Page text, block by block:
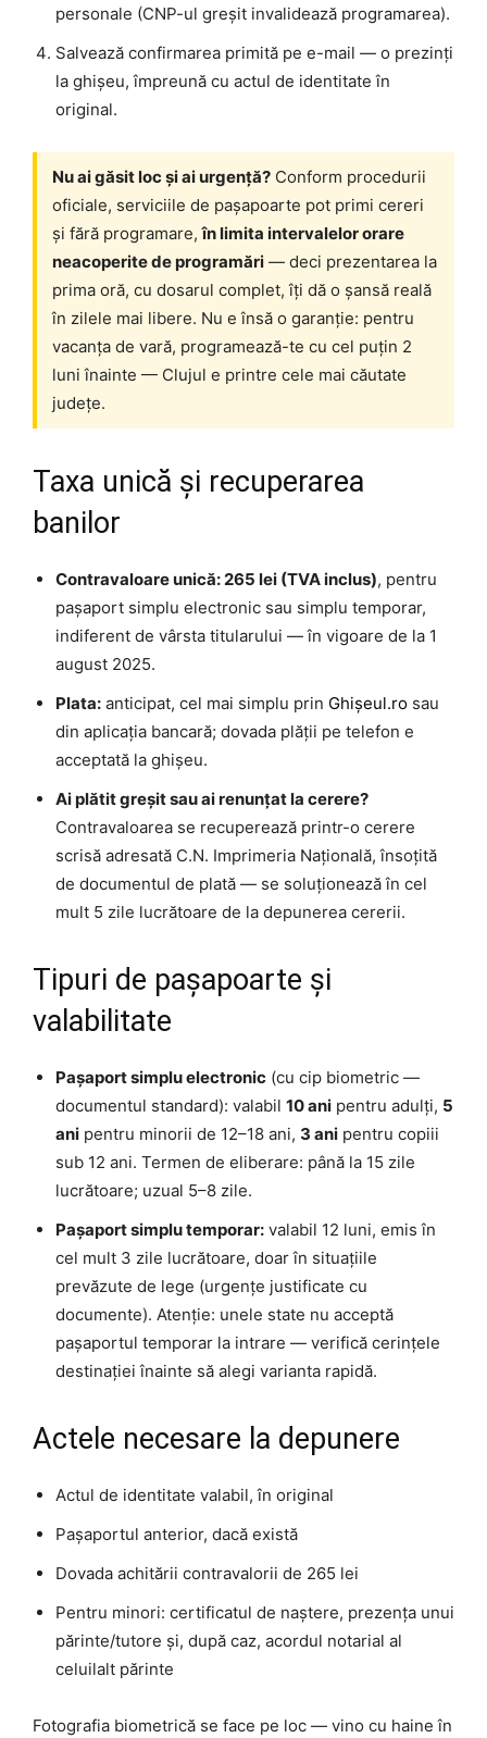
personale (CNP-ul greșit invalidează programarea).
Salvează confirmarea primită pe e-mail — o prezinți
la ghișeu, împreună cu actul de identitate în
original.
Nu ai găsit loc și ai urgență? Conform procedurii
oficiale, serviciile de pașapoarte pot primi cereri
și fără programare,în limita intervalelor orare
neacoperite de programări — deci prezentarea la
prima oră, cu dosarul complet, îți dă o șansă reală
în zilele mai libere. Nu e însă o garanție: pentru
vacanța de vară, programează-te cu cel puțin 2
luni înainte — Clujul e printre cele mai căutate
județe.
Taxa unică și recuperarea
banilor
Contravaloare unică: 265 lei (TVA inclus), pentru
pașaport simplu electronic sau simplu temporar,
indiferent de vârsta titularului — în vigoare de la 1
august 2025.
Plata: anticipat, cel mai simplu prin Ghișeul.ro sau
din aplicația bancară; dovada plății pe telefon e
acceptată la ghișeu.
Ai plătit greșit sau ai renunțat la cerere?
Contravaloarea se recuperează printr-o cerere
scrisă adresată C.N. Imprimeria Națională, însoțită
de documentul de plată — se soluționează în cel
mult 5 zile lucrătoare de la depunerea cererii.
Tipuri de pașapoarte și
valabilitate
Pașaport simplu electronic (cu cip biometric —
documentul standard): valabil 10 ani pentru adulți, 5
ani pentru minorii de 12–18 ani, 3 ani pentru copiii
sub 12 ani. Termen de eliberare: până la 15 zile
lucrătoare; uzual 5–8 zile.
Pașaport simplu temporar: valabil 12 luni, emis în
cel mult 3 zile lucrătoare, doar în situațiile
prevăzute de lege (urgențe justificate cu
documente). Atenție: unele state nu acceptă
pașaportul temporar la intrare — verifică cerințele
destinației înainte să alegi varianta rapidă.
Actele necesare la depunere
Actul de identitate valabil, în original
Pașaportul anterior, dacă există
Dovada achitării contravalorii de 265 lei
Pentru minori: certificatul de naștere, prezența unui
părinte/tutore și, după caz, acordul notarial al
celuilalt părinte
Fotografia biometrică se face pe loc — vino cu haine în